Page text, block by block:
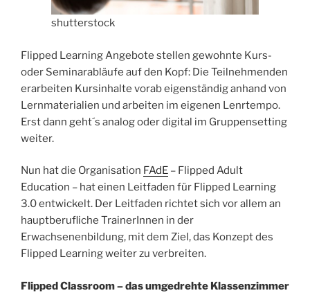
shutterstock
Flipped Learning Angebote stellen gewohnte Kurs-
oder Seminarabläufe auf den Kopf: Die Teilnehmenden
erarbeiten Kursinhalte vorab eigenständig anhand von
Lernmaterialien und arbeiten im eigenen Lenrtempo.
Erst dann geht´s analog oder digital im Gruppensetting
weiter.
Nun hat die Organisation FAdE – Flipped Adult
Education – hat einen Leitfaden für Flipped Learning
3.0 entwickelt. Der Leitfaden richtet sich vor allem an
hauptberufliche TrainerInnen in der
Erwachsenenbildung, mit dem Ziel, das Konzept des
Flipped Learning weiter zu verbreiten.
Flipped Classroom – das umgedrehte Klassenzimmer